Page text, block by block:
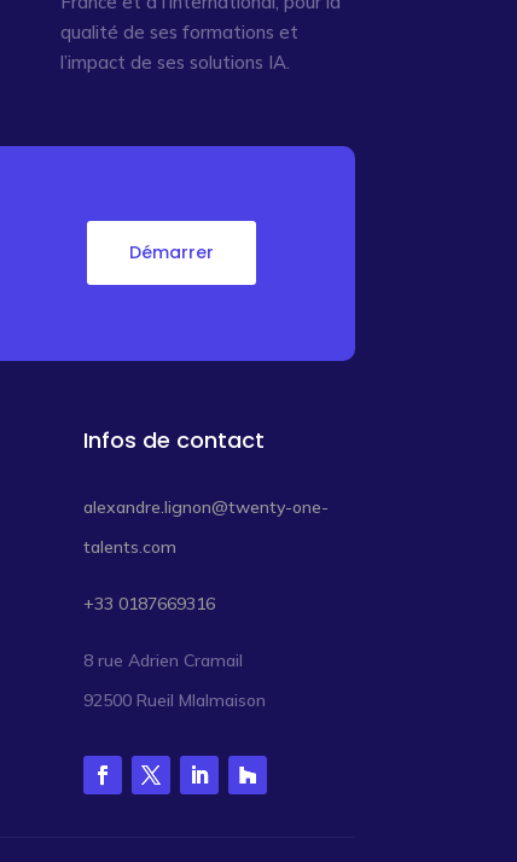
qualité de ses formations et
l’impact de ses solutions IA.
Démarrer
Infos de contact
alexandre.lignon@twenty-one-
talents.com
+33 0187669316
8 rue Adrien Cramail
92500 Rueil Mlalmaison